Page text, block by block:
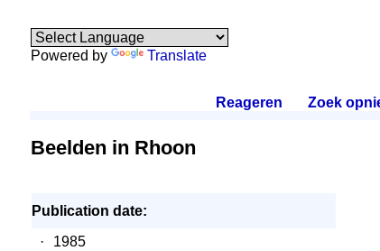
Powered by Translate
Reageren Zoek
Beelden in Rhoon
Publication date:
·
1985